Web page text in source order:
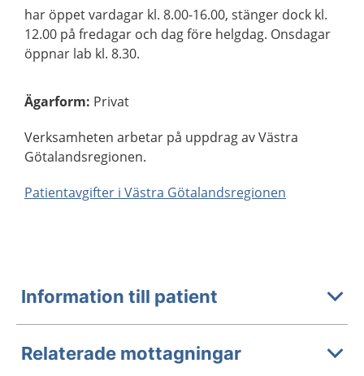
har öppet vardagar kl. 8.00-16.00, stänger dock kl.
12.00 på fredagar och dag före helgdag. Onsdagar
öppnar lab kl. 8.30.
Ägarform: Privat
Verksamheten arbetar på uppdrag av Västra
Götalandsregionen.
Patientavgifter i Västra Götalandsregionen
Information till patient
Relaterade mottagningar